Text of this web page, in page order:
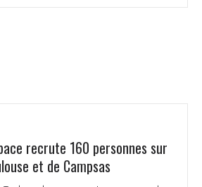
recrute 160 personnes sur
et de Campsas